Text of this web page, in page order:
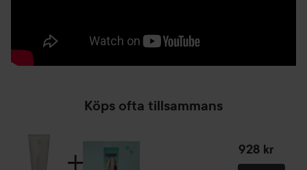
Köps ofta tillsammans
928 kr